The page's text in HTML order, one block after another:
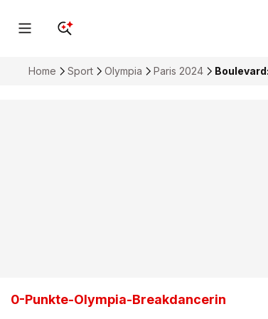
Home Sport Olympia Paris 2024
0-Punkte-Olympia-Breakdancerin